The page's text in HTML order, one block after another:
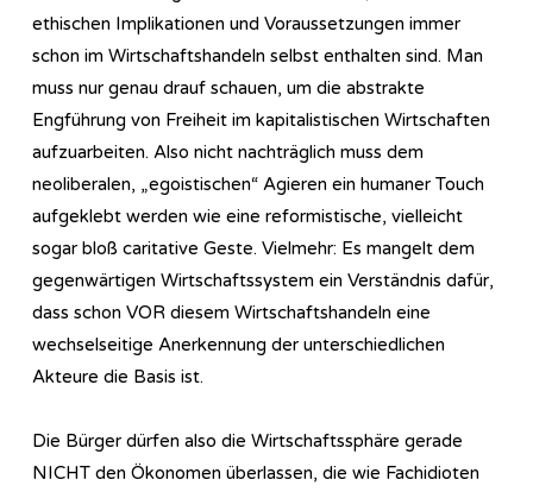
ethischen Implikationen und Voraussetzungen immer
schon im Wirtschaftshandeln selbst enthalten sind. Man
muss nur genau drauf schauen, um die abstrakte
Engführung von Freiheit im kapitalistischen Wirtschaften
aufzuarbeiten. Also nicht nachträglich muss dem
neoliberalen, „egoistischen“ Agieren ein humaner Touch
aufgeklebt werden wie eine reformistische, vielleicht
sogar bloß caritative Geste. Vielmehr: Es mangelt dem
gegenwärtigen Wirtschaftssystem ein Verständnis dafür,
dass schon VOR diesem Wirtschaftshandeln eine
wechselseitige Anerkennung der unterschiedlichen
Akteure die Basis ist.
Die Bürger dürfen also die Wirtschaftssphäre gerade
NICHT den Ökonomen überlassen, die wie Fachidioten